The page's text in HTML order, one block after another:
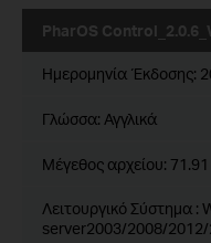
PharOS
Ημερομηνία Έκδοσης:
Γλώσσα: Αγγλικά
Μέγεθος αρχείου:
Λειτουργικό Σύστημα :
server2003/2008/